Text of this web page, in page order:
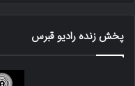
پخش زنده رادیو قبرس